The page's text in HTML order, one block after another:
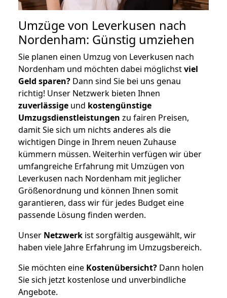
Umzüge von Leverkusen nach
Nordenham: Günstig umziehen
Sie planen einen Umzug von Leverkusen nach
Nordenham und möchten dabei möglichstviel
Geld sparen? Dann sind Sie bei uns genau
richtig! Unser Netzwerk bieten Ihnen
zuverlässige und kostengünstige
Umzugsdienstleistungen zu fairen Preisen,
damit Sie sich um nichts anderes als die
wichtigen Dinge in Ihrem neuen Zuhause
kümmern müssen. Weiterhin verfügen wir über
umfangreiche Erfahrung mit Umzügen von
Leverkusen nach Nordenham mit jeglicher
Größenordnung und können Ihnen somit
garantieren, dass wir für jedes Budget eine
passende Lösung finden werden.
Unser Netzwerk ist sorgfältig ausgewählt, wir
haben viele Jahre Erfahrung im Umzugsbereich.
Sie möchten eine Kostenübersicht? Dann holen
Sie sich jetzt kostenlose und unverbindliche
Angebote.